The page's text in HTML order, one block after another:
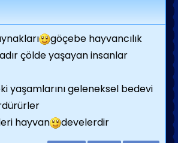
göçebe hayvancılık
çölde yaşayan insanlar
yaşamlarını geleneksel bedevi
hayvan
develerdir